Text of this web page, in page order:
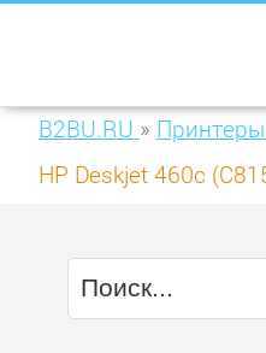
B2BU.RU »
HP Deskjet 460c